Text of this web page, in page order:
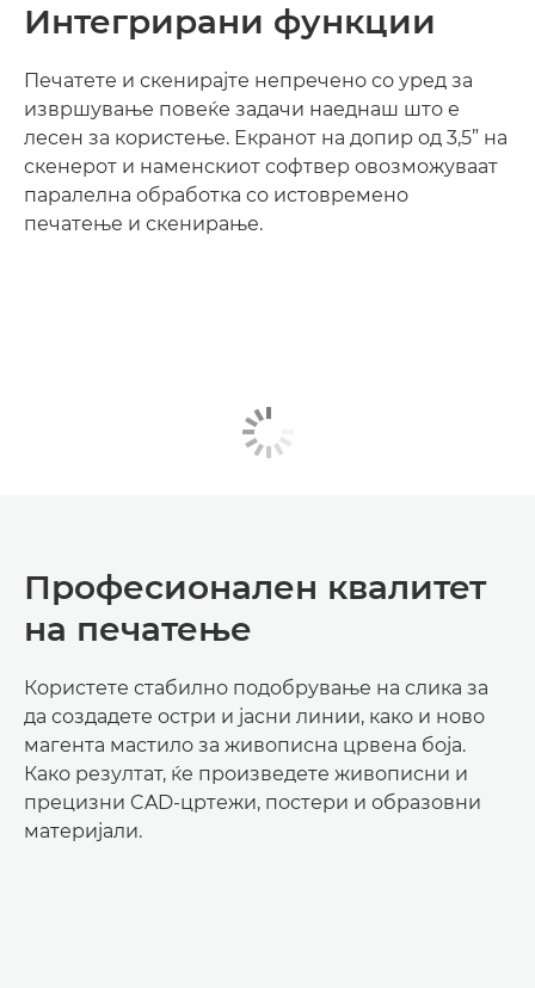
Интегрирани функции
Печатете и скенирајте непречено со уред за
извршување повеќе задачи наеднаш што е
лесен за користење. Екранот на допир од 3,5” на
скенерот и наменскиот софтвер овозможуваат
паралелна обработка со истовремено
печатење и скенирање.
Професионален квалитет
на печатење
Користете стабилно подобрување на слика за
да создадете остри и јасни линии, како и ново
магента мастило за живописна црвена боја.
Како резултат, ќе произведете живописни и
прецизни CAD-цртежи, постери и образовни
материјали.